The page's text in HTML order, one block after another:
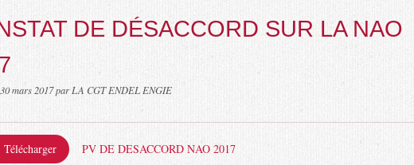
DE DÉSACCORD SUR LA NAO
30 mars 2017par LA CGT ENDEL ENGIE
Télécharger PV DE DESACCORD NAO 2017